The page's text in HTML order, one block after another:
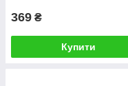
369 ₴
Купити